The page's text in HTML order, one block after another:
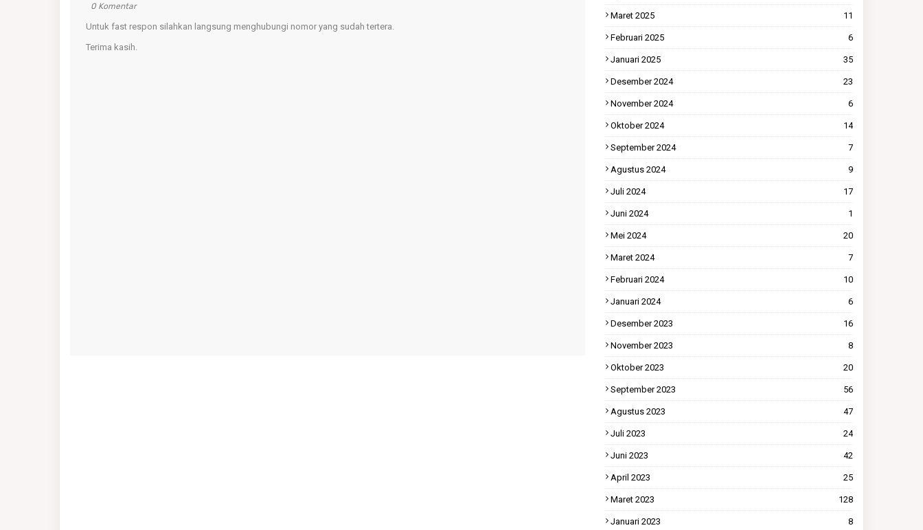
0 Komentar
Untuk fast respon silahkan langsung menghubungi nomor yang sudah tertera.
Terima kasih.
Maret 2025 11
Februari 2025 6
Januari 2025 35
Desember 2024 23
November 2024 6
Oktober 2024 14
September 2024 7
Agustus 2024 9
Juli 2024 17
Juni 2024 1
Mei 2024 20
Maret 2024 7
Februari 2024 10
Januari 2024 6
Desember 2023 16
November 2023 8
Oktober 2023 20
September 2023 56
Agustus 2023 47
Juli 2023 24
Juni 2023 42
April 2023 25
Maret 2023 128
Januari 2023 8